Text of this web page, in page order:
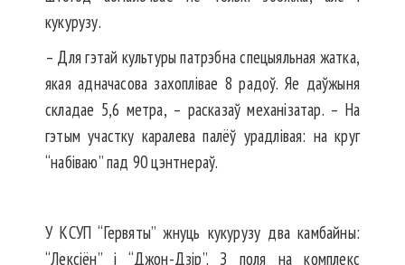
кукурузу.
– Для гэтай культуры патрэбна спецыяльная жатка,
якая адначасова захоплівае 8 радоў. Яе даўжыня
складае 5,6 метра, – расказаў механізатар. – На
гэтым участку каралева палёў урадлівая: на круг
“набіваю” пад 90 цэнтнераў.
У КСУП “Гервяты” жнуць кукурузу два камбайны:
“Лексіён” і “Джон-Дзір”. З поля на комплекс